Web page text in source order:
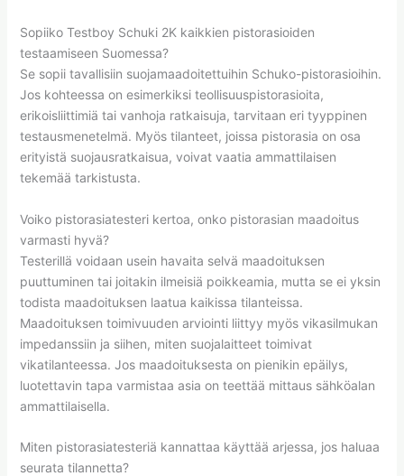
Sopiiko Testboy Schuki 2K kaikkien pistorasioiden
testaamiseen Suomessa?
Se sopii tavallisiin suojamaadoitettuihin Schuko-pistorasioihin.
Jos kohteessa on esimerkiksi teollisuuspistorasioita,
erikoisliittimiä tai vanhoja ratkaisuja, tarvitaan eri tyyppinen
testausmenetelmä. Myös tilanteet, joissa pistorasia on osa
erityistä suojausratkaisua, voivat vaatia ammattilaisen
tekemää tarkistusta.
Voiko pistorasiatesteri kertoa, onko pistorasian maadoitus
varmasti hyvä?
Testerillä voidaan usein havaita selvä maadoituksen
puuttuminen tai joitakin ilmeisiä poikkeamia, mutta se ei yksin
todista maadoituksen laatua kaikissa tilanteissa.
Maadoituksen toimivuuden arviointi liittyy myös vikasilmukan
impedanssiin ja siihen, miten suojalaitteet toimivat
vikatilanteessa. Jos maadoituksesta on pienikin epäilys,
luotettavin tapa varmistaa asia on teettää mittaus sähköalan
ammattilaisella.
Miten pistorasiatesteriä kannattaa käyttää arjessa, jos haluaa
seurata tilannetta?